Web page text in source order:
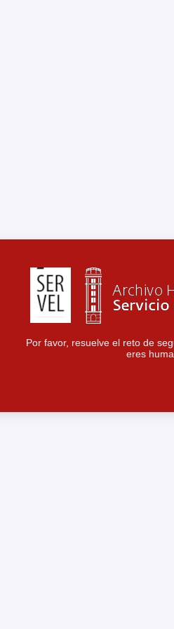
Por favor, resuelve el reto de
eres